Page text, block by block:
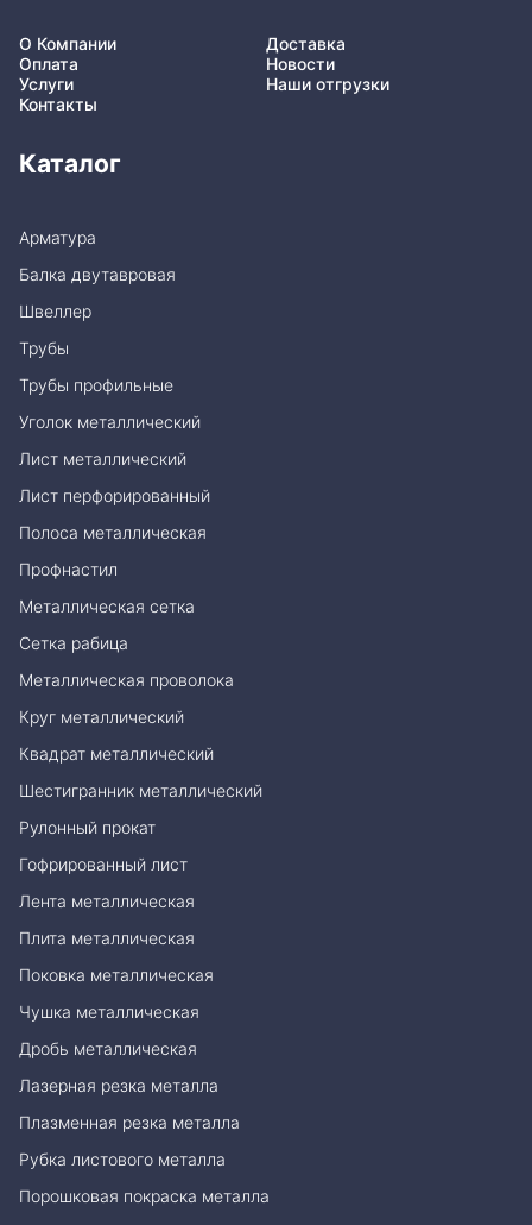
О Компании
Доставка
Оплата
Новости
Услуги
Наши отгрузки
Контакты
Каталог
Арматура
Балка двутавровая
Швеллер
Трубы
Трубы профильные
Уголок металлический
Лист металлический
Лист перфорированный
Полоса металлическая
Профнастил
Металлическая сетка
Сетка рабица
Металлическая проволока
Круг металлический
Квадрат металлический
Шестигранник металлический
Рулонный прокат
Гофрированный лист
Лента металлическая
Плита металлическая
Поковка металлическая
Чушка металлическая
Дробь металлическая
Лазерная резка металла
Плазменная резка металла
Рубка листового металла
Порошковая покраска металла